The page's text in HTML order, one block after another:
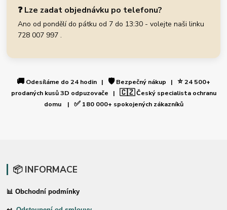
❓ Lze zadat objednávku po telefonu?
Ano od pondělí do pátku od 7 do 13:30 - volejte naši linku
728 007 997 .
🚚 Odesíláme do 24 hodin | 🛡️Bezpečný nákup | ⭐24 500+
prodaných kusů 3D odpuzovače | 🇨🇿Český specialista ochranu
domu | ✅180 000+ spokojených zákazníků
📦 INFORMACE
📊 Obchodní podmínky